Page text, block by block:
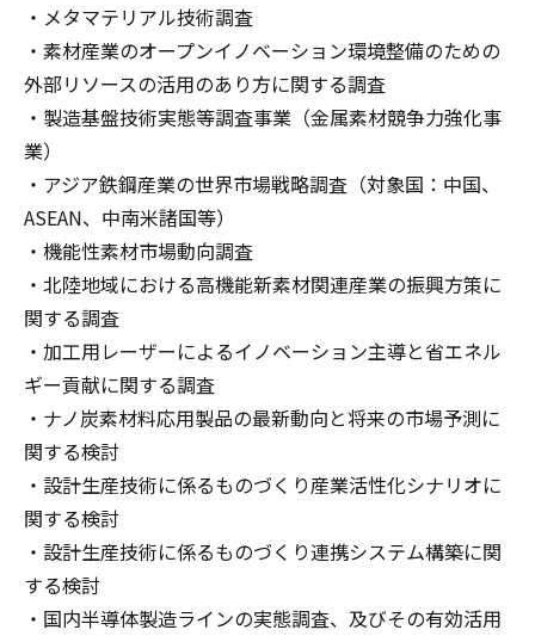
・メタマテリアル技術調査
・素材産業のオープンイノベーション環境整備のための
外部リソースの活用のあり方に関する調査
・製造基盤技術実態等調査事業（金属素材競争力強化事
業）
・アジア鉄鋼産業の世界市場戦略調査（対象国：中国、
ASEAN、中南米諸国等）
・機能性素材市場動向調査
・北陸地域における高機能新素材関連産業の振興方策に
関する調査
・加工用レーザーによるイノベーション主導と省エネル
ギー貢献に関する調査
・ナノ炭素材料応用製品の最新動向と将来の市場予測に
関する検討
・設計生産技術に係るものづくり産業活性化シナリオに
関する検討
・設計生産技術に係るものづくり連携システム構築に関
する検討
・国内半導体製造ラインの実態調査、及びその有効活用